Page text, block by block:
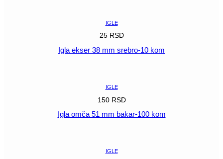
IGLE
25 RSD
Igla ekser 38 mm srebro-10 kom
IGLE
150 RSD
Igla omča 51 mm bakar-100 kom
IGLE